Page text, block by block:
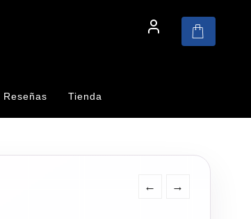
Reseñas Tienda
← →